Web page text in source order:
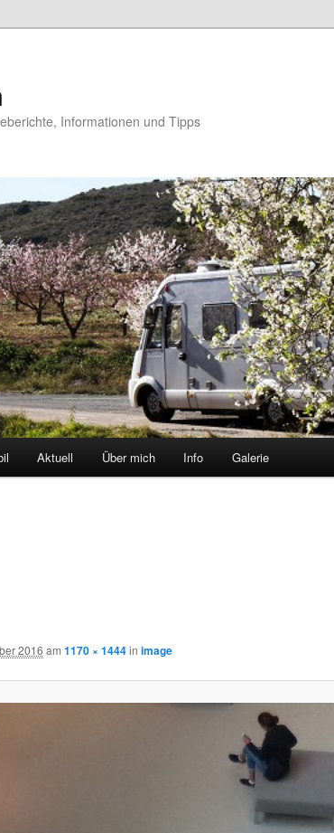
Informationen und Tipps
Aktuell Über mich Info Galerie
2016 am 1170 × 1444in image